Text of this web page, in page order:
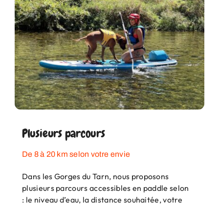
Plusieurs parcours
De 8 à 20 km selon votre envie
Dans les Gorges du Tarn, nous proposons
plusieurs parcours accessibles en paddle selon
: le niveau d’eau, la distance souhaitée, votre